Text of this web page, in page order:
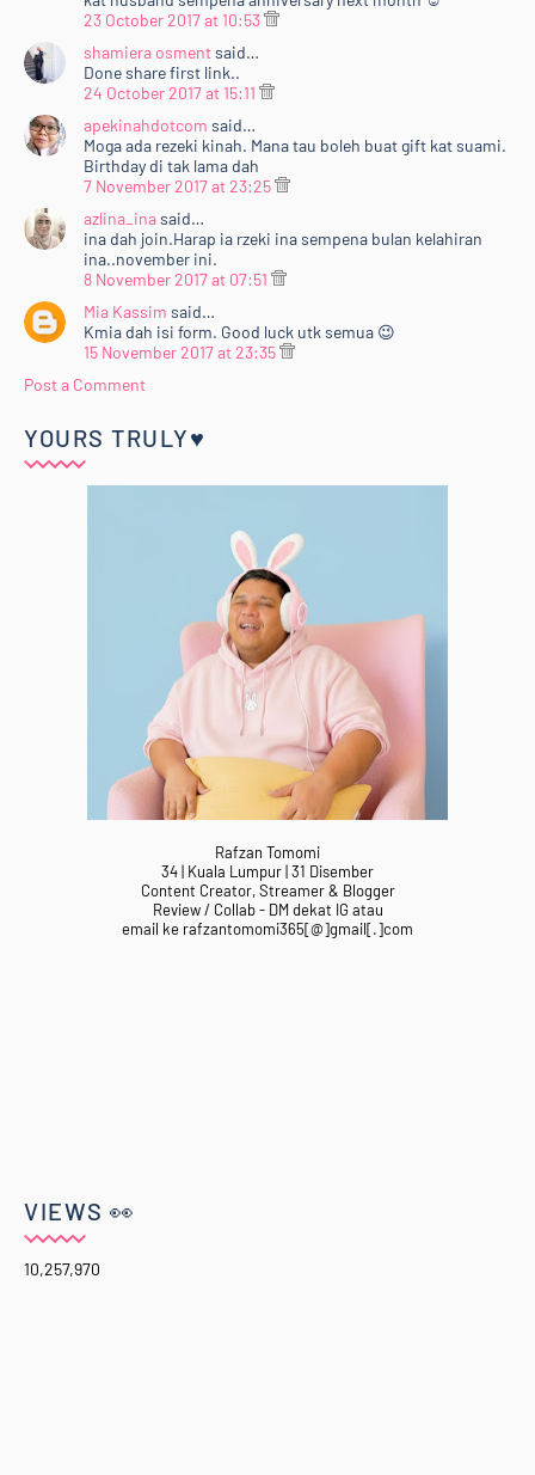
23 October 2017 at 10:53
shamiera osmentsaid…
Done share first link..
24 October 2017 at 15:11
apekinahdotcom said…
Moga ada rezeki kinah. Mana tau boleh buat gift kat suami.
Birthday di tak lama dah
7 November 2017 at 23:25
azlina_inasaid…
ina dah join.Harap ia rzeki ina sempena bulan kelahiran
ina..november ini.
8 November 2017 at 07:51
Mia Kassim said…
Kmia dah isi form. Good luck utk semua 😉
15 November 2017 at 23:35
Post a Comment
YOURS TRULY♥
Rafzan Tomomi
34 | Kuala Lumpur | 31 Disember
Content Creator, Streamer & Blogger
Review / Collab - DM dekat IG atau
email ke rafzantomomi365[@]gmail[.]com
VIEWS 👀
10,257,970